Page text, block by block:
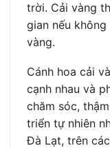
trời. Cải vàng
gian nếu
vàng.
Cánh hoa cải
cạnh nhau và
chăm sóc,
triển tự nhiên
Đà Lạt, trên